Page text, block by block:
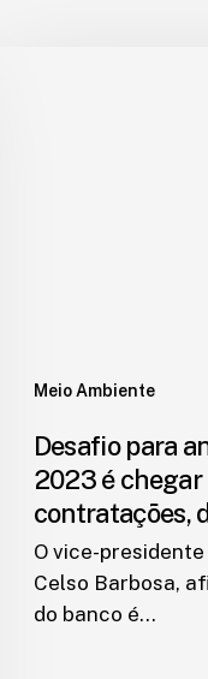
Meio Ambiente
Desafio para
2023 é chegar
contratações,
O vice-
Celso Barbosa,
do banco é…